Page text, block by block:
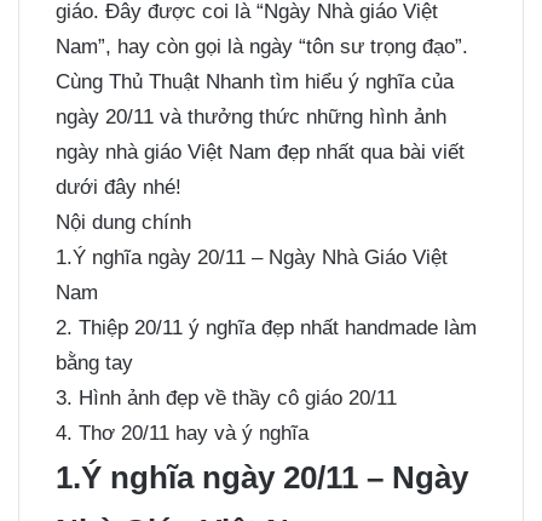
giáo. Đây được coi là “Ngày Nhà giáo Việt
Nam”, hay còn gọi là ngày “tôn sư trọng đạo”.
Cùng Thủ Thuật Nhanh tìm hiểu ý nghĩa của
ngày 20/11 và thưởng thức những hình ảnh
ngày nhà giáo Việt Nam đẹp nhất qua bài viết
dưới đây nhé!
Nội dung chính
1.Ý nghĩa ngày 20/11 – Ngày Nhà Giáo Việt
Nam
2. Thiệp 20/11 ý nghĩa đẹp nhất handmade làm
bằng tay
3. Hình ảnh đẹp về thầy cô giáo 20/11
4. Thơ 20/11 hay và ý nghĩa
1.Ý nghĩa ngày 20/11 – Ngày